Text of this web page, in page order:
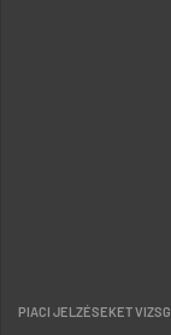
PIACI JELZÉSEKET